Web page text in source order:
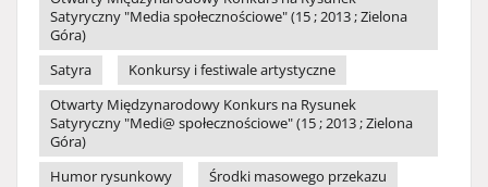
Satyryczny "Media społecznościowe" (15 ; 2013 ; Zielona
Góra)
Satyra
Konkursy i festiwale artystyczne
Otwarty Międzynarodowy Konkurs na Rysunek
Satyryczny "Medi@ społecznościowe" (15 ; 2013 ; Zielona
Góra)
Humor rysunkowy
Środki masowego przekazu